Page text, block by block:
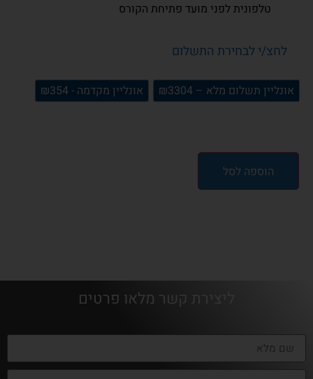
טלפונית לפני מועד פתיחת הקורס
לחצ/י לבחירת התשלום
אונליין תשלום מלא – ₪3304 אונליין מקדמה - ₪354
הוספה לסל
ליצירת קשר מלאו פרטים